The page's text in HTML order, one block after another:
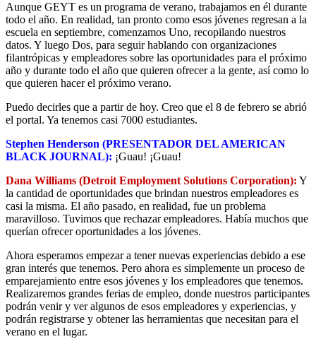
Aunque GEYT es un programa de verano, trabajamos en él durante
todo el año. En realidad, tan pronto como esos jóvenes regresan a la
escuela en septiembre, comenzamos Uno, recopilando nuestros
datos. Y luego Dos, para seguir hablando con organizaciones
filantrópicas y empleadores sobre las oportunidades para el próximo
año y durante todo el año que quieren ofrecer a la gente, así como lo
que quieren hacer el próximo verano.
Puedo decirles que a partir de hoy. Creo que el 8 de febrero se abrió
el portal. Ya tenemos casi 7000 estudiantes.
Stephen Henderson (PRESENTADOR DEL AMERICAN
BLACK JOURNAL): ¡Guau! ¡Guau!
Dana Williams (Detroit Employment Solutions Corporation): Y
la cantidad de oportunidades que brindan nuestros empleadores es
casi la misma. El año pasado, en realidad, fue un problema
maravilloso. Tuvimos que rechazar empleadores. Había muchos que
querían ofrecer oportunidades a los jóvenes.
Ahora esperamos empezar a tener nuevas experiencias debido a ese
gran interés que tenemos. Pero ahora es simplemente un proceso de
emparejamiento entre esos jóvenes y los empleadores que tenemos.
Realizaremos grandes ferias de empleo, donde nuestros participantes
podrán venir y ver algunos de esos empleadores y experiencias, y
podrán registrarse y obtener las herramientas que necesitan para el
verano en el lugar.